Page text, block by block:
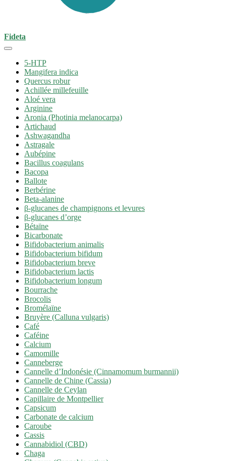
Fideta
5-HTP
Mangifera indica
Quercus robur
Achillée millefeuille
Aloé vera
Arginine
Aronia (Photinia melanocarpa)
Artichaud
Ashwagandha
Astragale
Aubépine
Bacillus coagulans
Bacopa
Ballote
Berbérine
Beta-alanine
β-glucanes de champignons et levures
β-glucanes d’orge
Bétaïne
Bicarbonate
Bifidobacterium animalis
Bifidobacterium bifidum
Bifidobacterium breve
Bifidobacterium lactis
Bifidobacterium longum
Bourrache
Brocolis
Bromélaïne
Bruyère (Calluna vulgaris)
Café
Caféine
Calcium
Camomille
Canneberge
Cannelle d’Indonésie (Cinnamomum burmannii)
Cannelle de Chine (Cassia)
Cannelle de Ceylan
Capillaire de Montpellier
Capsicum
Carbonate de calcium
Caroube
Cassis
Cannabidiol (CBD)
Chaga